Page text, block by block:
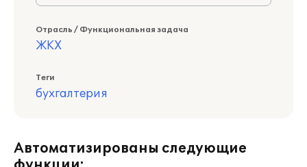
Отрасль / Функциональная задача
ЖКХ
Теги
бухгалтерия
Автоматизированы следующие